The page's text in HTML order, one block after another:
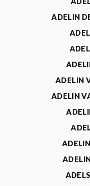
ADELIN
ADELIN
ADELIN